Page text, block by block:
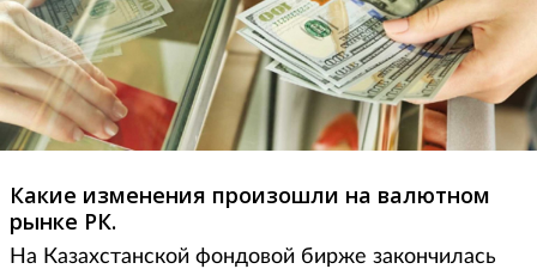
Какие изменения произошли на валютном
рынке РК.
На Казахстанской фондовой бирже закончилась